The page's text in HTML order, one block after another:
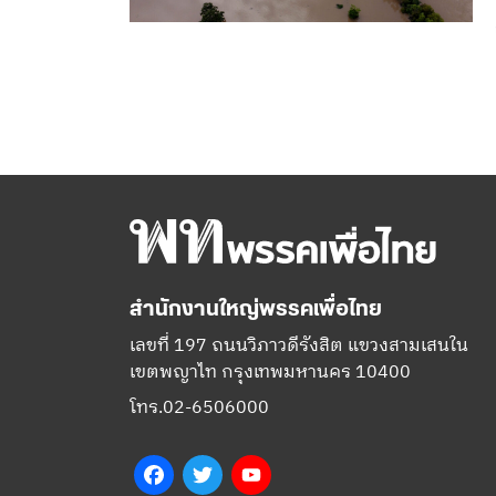
สำนักงานใหญ่พรรคเพื่อไทย
เลขที่ 197 ถนนวิภาวดีรังสิต แขวงสามเสนใน
เขตพญาไท กรุงเทพมหานคร 10400
โทร.02-6506000
FacebookTwitter